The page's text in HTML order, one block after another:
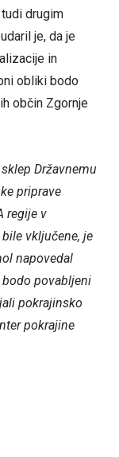
drugim
je, da je
in
obliki bodo
občin Zgornje
Državnemu
priprave
regije v
vključene, je
napovedal
bodo povabljeni
pokrajinsko
pokrajine